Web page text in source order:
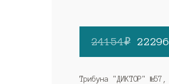
24154₽
цена
22296
Трибуна "ДИКТОР" №57,